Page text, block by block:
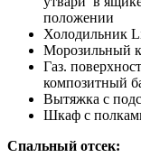
положении
Холодильник
Морозильный
Газ.
композитный
Вытяжка с
Шкаф с
Спальный отсек: